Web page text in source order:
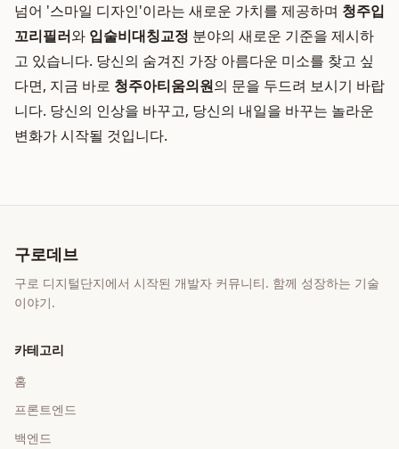
넘어 '스마일 디자인'이라는 새로운 가치를 제공하며 청주입
꼬리필러와 입술비대칭교정 분야의 새로운 기준을 제시하
고 있습니다. 당신의 숨겨진 가장 아름다운 미소를 찾고 싶
다면, 지금 바로 청주아티움의원의 문을 두드려 보시기 바랍
니다. 당신의 인상을 바꾸고, 당신의 내일을 바꾸는 놀라운
변화가 시작될 것입니다.
구로데브
구로 디지털단지에서 시작된 개발자 커뮤니티. 함께 성장하는 기술
이야기.
카테고리
홈
프론트엔드
백엔드